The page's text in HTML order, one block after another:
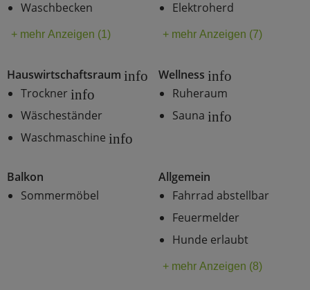
Waschbecken
+ mehr Anzeigen (1)
Elektroherd
+ mehr Anzeigen (7)
Hauswirtschaftsraum info
Trockner info
Wäscheständer
Waschmaschine info
Wellness info
Ruheraum
Sauna info
Balkon
Sommermöbel
Allgemein
Fahrrad abstellbar
Feuermelder
Hunde erlaubt
+ mehr Anzeigen (8)